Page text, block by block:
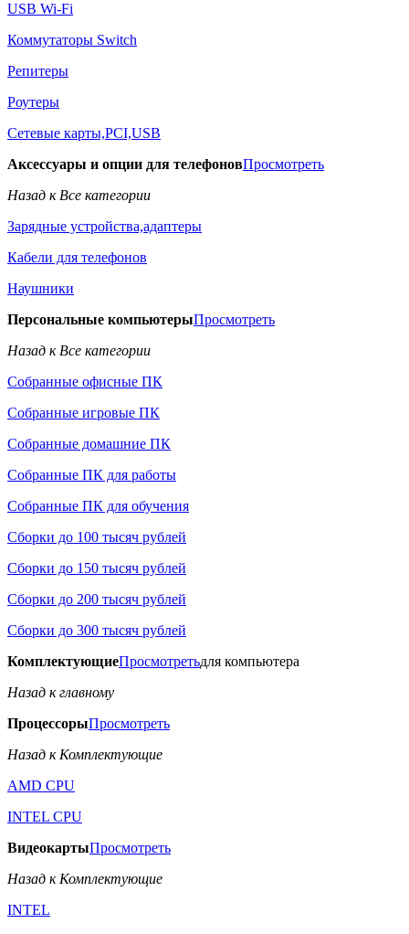
USB Wi-Fi
Коммутаторы Switch
Репитеры
Роутеры
Сетевые карты,PCI,USB
Аксессуары и опции для телефоновПросмотреть
Назад к Все категории
Зарядные устройства,адаптеры
Кабели для телефонов
Наушники
Персональные компьютерыПросмотреть
Назад к Все категории
Собранные офисные ПК
Собранные игровые ПК
Собранные домашние ПК
Собранные ПК для работы
Собранные ПК для обучения
Сборки до 100 тысяч рублей
Сборки до 150 тысяч рублей
Сборки до 200 тысяч рублей
Сборки до 300 тысяч рублей
КомплектующиеПросмотретьдля компьютера
Назад к главному
ПроцессорыПросмотреть
Назад к Комплектующие
AMD CPU
INTEL CPU
ВидеокартыПросмотреть
Назад к Комплектующие
INTEL